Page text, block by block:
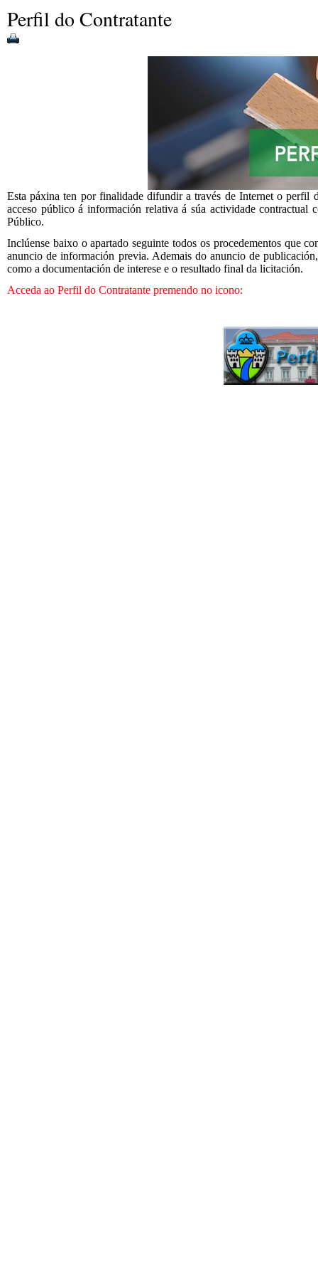
Perfil do Contratante
Esta páxina ten por finalidade difundir a través de Internet o perfil
acceso público á información relativa á súa actividade
Público.
Inclúense baixo o apartado seguinte todos os procedementos que
anuncio de información previa. Ademais do anuncio de
como a documentación de interese e o resultado final da licitación.
Acceda ao Perfil do Contratante premendo no icono: